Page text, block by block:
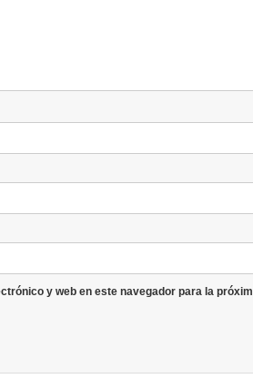
y web en este navegador para la